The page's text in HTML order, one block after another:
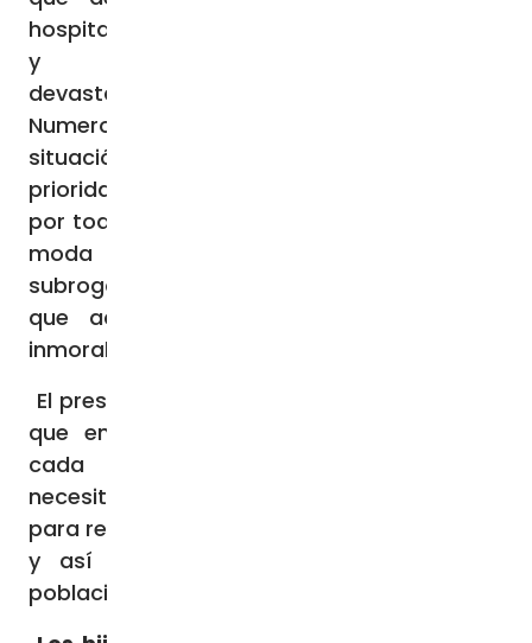
hospitales vacíos de bebés recién nacidos
y consecuencias económicas
devastadoras”. La presidente de Familias
Numerosas en Madrid recalca que la
situación es reversible si se pone como
prioridad política a las familias de una vez
por todas y alerta que se está poniendo de
moda la copaternidad y la gestación
subrogada que no sólo es aberrante, sino
que además roza la perversidad y lo
inmoral.
El presidente del IPF, Martínez-Aedo, indica
que en España se producen un divorcio
cada cinco minutos y alerta que se
necesitan más de 270.000 nacimientos
para revertir el serio problema demográfico
y así ajustar la tasa de regeneración
poblacional que el país necesita.